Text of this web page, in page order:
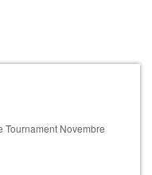
Tournament Novembre